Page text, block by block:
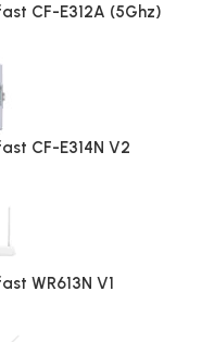
CF-E312A (5Ghz)
CF-E314N V2
WR613N V1